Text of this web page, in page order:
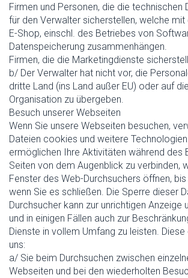
Firmen und Personen, die die technischen
für den Verwalter sicherstellen, welche
E-Shop, einschl. des Betriebes von
Datenspeicherung zusammenhängen.
Firmen, die die Marketingdienste
b/ Der Verwalter hat nicht vor, die
dritte Land (ins Land außer EU) oder auf
Organisation zu übergeben.
Besuch unserer Webseiten
Wenn Sie unsere Webseiten besuchen,
Dateien cookies und weitere
ermöglichen Ihre Aktivitäten während des
Seiten von dem Augenblick zu verbinden,
Fenster des Web-Durchsuchers öffnen,
wenn Sie es schließen. Die Sperre dieser
Durchsucher kann zur unrichtigen Anzeige
und in einigen Fällen auch zur
Dienste in vollem Umfang zu leisten.
uns:
a/ Sie beim Durchsuchen zwischen
Webseiten und bei den wiederholten